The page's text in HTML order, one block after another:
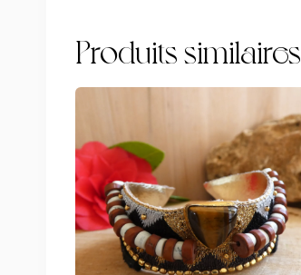
Produits similaires